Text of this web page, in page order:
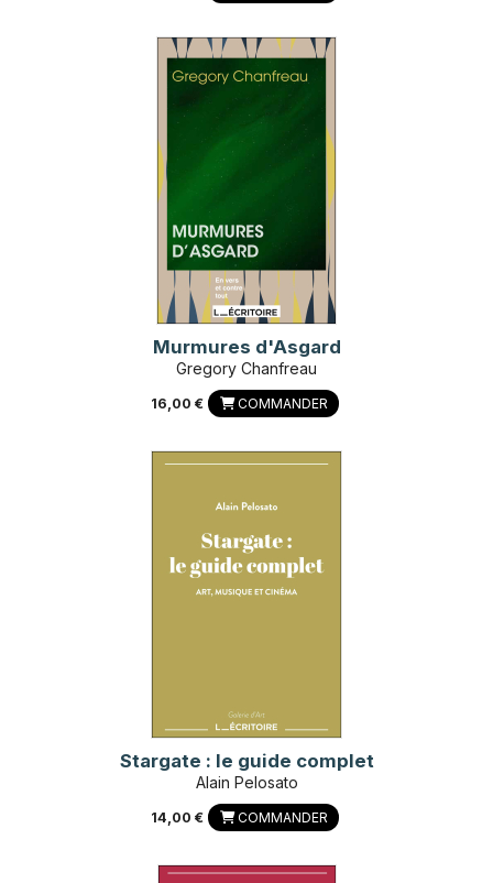
Murmures d'Asgard
Gregory Chanfreau
16,00 € COMMANDER
Stargate : le guide complet
Alain Pelosato
14,00 € COMMANDER